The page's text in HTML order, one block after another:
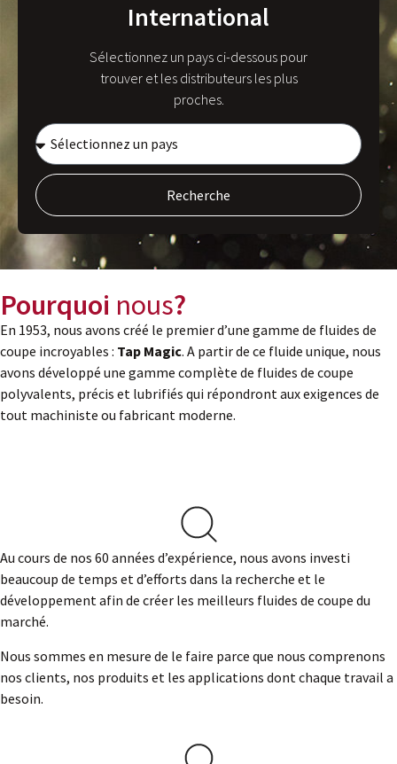
International
Sélectionnez un pays ci-dessous pour
trouver et les distributeurs les plus
proches.
Recherche
Pourquoi nous?
En 1953, nous avons créé le premier d’une gamme de fluides de
coupe incroyables : Tap Magic. A partir de ce fluide unique, nous
avons développé une gamme complète de fluides de coupe
polyvalents, précis et lubrifiés qui répondront aux exigences de
tout machiniste ou fabricant moderne.
Au cours de nos 60 années d’expérience, nous avons investi
beaucoup de temps et d’efforts dans la recherche et le
développement afin de créer les meilleurs fluides de coupe du
marché.
Nous sommes en mesure de le faire parce que nous comprenons
nos clients, nos produits et les applications dont chaque travail a
besoin.